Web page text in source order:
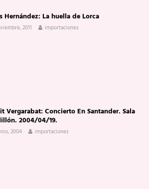
Hernández: La huella de Lorca
2011 importaciones
Vergarabat: Concierto En Santander. Sala
2004/04/19.
2004 importaciones